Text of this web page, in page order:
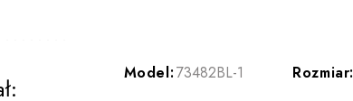
Model:73482BL-1 Rozmiar: